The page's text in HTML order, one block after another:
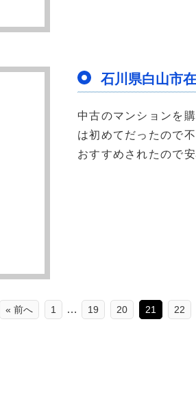
石川県白山市
中古のマンションを
は初めてだったので
おすすめされたので
« 前へ 1 … 19 20 21 22